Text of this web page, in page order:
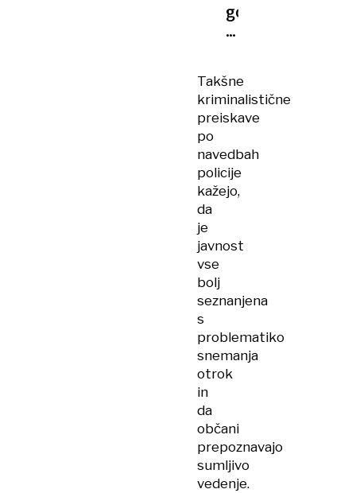
gole
otroke,
v
očala
Takšne
kriminalistične
preiskave
po
navedbah
policije
kažejo,
da
je
javnost
vse
bolj
seznanjena
s
problematiko
snemanja
otrok
in
da
občani
prepoznavajo
sumljivo
vedenje.